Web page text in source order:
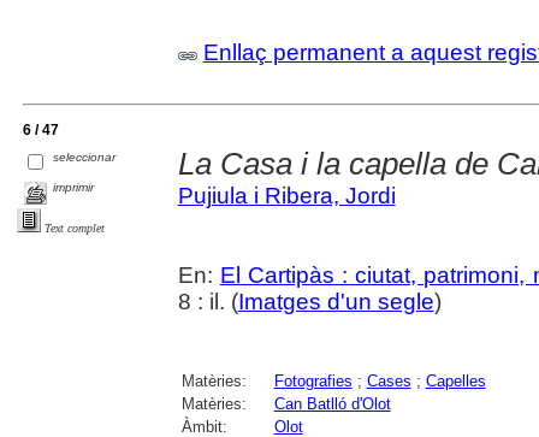
Enllaç permanent a aquest
6 / 47
seleccionar
imprimir
Text complet
La Casa i la capella de
Pujiula i Ribera, Jordi
En: El Cartipàs : ciutat, patrimoni,
8 : il. (Imatges d'un segle)
Matèries: Fotografies ; Cases ; Capelles
Matèries:
Can Batlló d'Olot
Àmbit:
Olot